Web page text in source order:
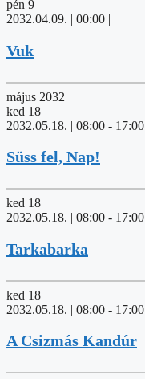
pén 9
2032.04.09. | 00:00 |
Vuk
május 2032
ked 18
2032.05.18. | 08:00 - 17:00
Süss fel, Nap!
ked 18
2032.05.18. | 08:00 - 17:00
Tarkabarka
ked 18
2032.05.18. | 08:00 - 17:00
A Csizmás Kandúr